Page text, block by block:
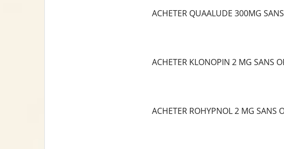
ACHETER QUAALUDE 300MG
ACHETER KLONOPIN 2 MG SANS
ACHETER ROHYPNOL 2 MG SANS